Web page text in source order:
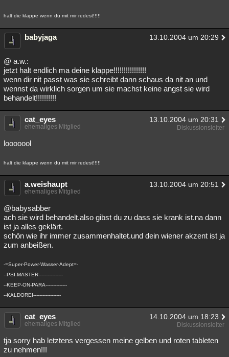
halt die klappe wenn du mit mir redest!!!!!
babyjaga 13.10.2004 um 20:29
@ a.w.:
jetzt halt endlich ma deine klappe!!!!!!!!!!!!!!!!
wenn dir nit passt was sie schreibt dann schaus da nit an und
wennst da wirklich sorgen um sie machst keine angst sie wird
behandelt!!!!!!!!!!
cat_eyes 13.10.2004 um 20:31
ehemaliges Mitglied Diskussionsleiter
looooool
halt die klappe wenn du mit mir redest!!!!!
a.weishaupt 13.10.2004 um 20:51
ehemaliges Mitglied
@babysabber
ach sie wird behandelt.also gibst du zu dass sie krank ist.na dann
ist ja alles geklärt.
schön wie ihr immer zusammenhaltet.und dein wiener akzent ist ja
zum anbeißen.
-=Super-Power-Wasser-Adept=-
--PSI-MASTER----------------
--KEEP-ON-PARA--------------
--KALDOREI------------------
cat_eyes 14.10.2004 um 18:23
ehemaliges Mitglied Diskussionsleiter
tja sorry hab letztens vergessen meine gelben und roten tableten
zu nehmen!!!